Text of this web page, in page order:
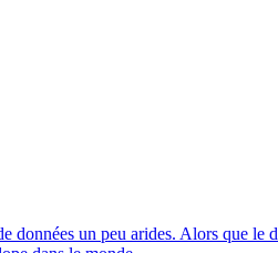
un peu arides. Alors que le